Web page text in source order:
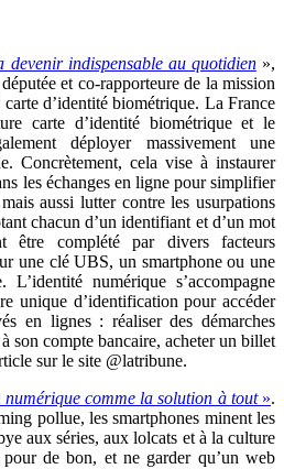
devenir indispensable au quotidien»,
et co-rapporteure de la mission
d’identité biométrique. La France
carte d’identité biométrique et le
déployer massivement une
Concrètement, cela vise à instaurer
les échanges en ligne pour simplifier
aussi lutter contre les usurpations
chacun d’un identifiant et d’un mot
être complété par divers facteurs
une clé UBS, un smartphone ou une
L’identité numérique s’accompagne
unique d’identification pour accéder
en lignes : réaliser des démarches
son compte bancaire, acheter un billet
sur le site @latribune.
numérique comme la solution à tout ».
pollue, les smartphones minent les
aux séries, aux lolcats et à la culture
de bon, et ne garder qu’un web